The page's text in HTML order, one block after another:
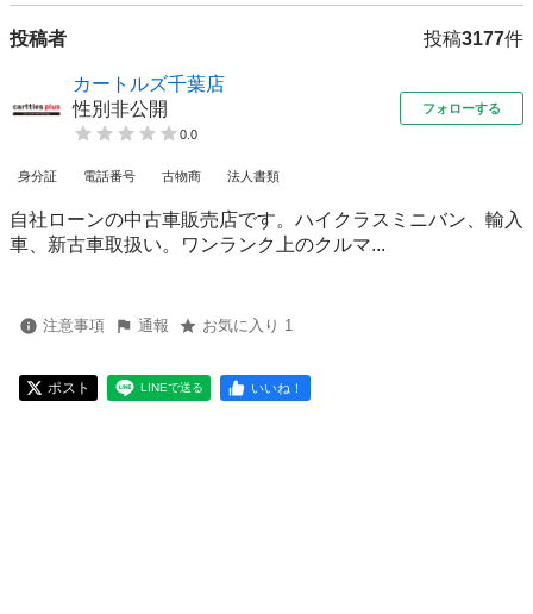
投稿者 投稿3177件
カートルズ千葉店
性別非公開
0.0
フォローする
身分証 電話番号 古物商 法人書類
自社ローンの中古車販売店です。ハイクラスミニバン、輸入
車、新古車取扱い。ワンランク上のクルマ...
注意事項 通報 お気に入り 1
ポスト LINEで送る いいね！